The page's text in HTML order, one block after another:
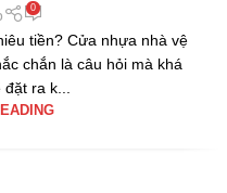
0
tiền? Cửa nhựa nhà vệ
chắn là câu hỏi mà khá
đặt ra k...